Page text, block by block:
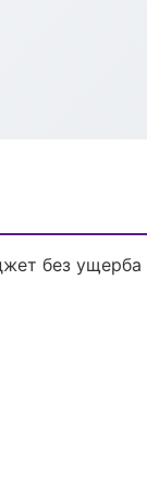
без ущерба